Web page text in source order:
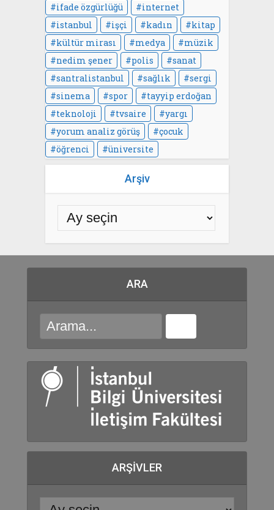
ifade özgürlüğü
internet
istanbul
işçi kadın
kitap
kültür mirası
medya
müzik
nedim şener
polis
sanat
santralistanbul
sağlık
sergi
sinema
spor
tayyip erdoğan
teknoloji
tvsaire
yargı
yorum analiz görüş
çocuk
öğrenci
üniversite
Arşiv
ARA
ARŞIVLER